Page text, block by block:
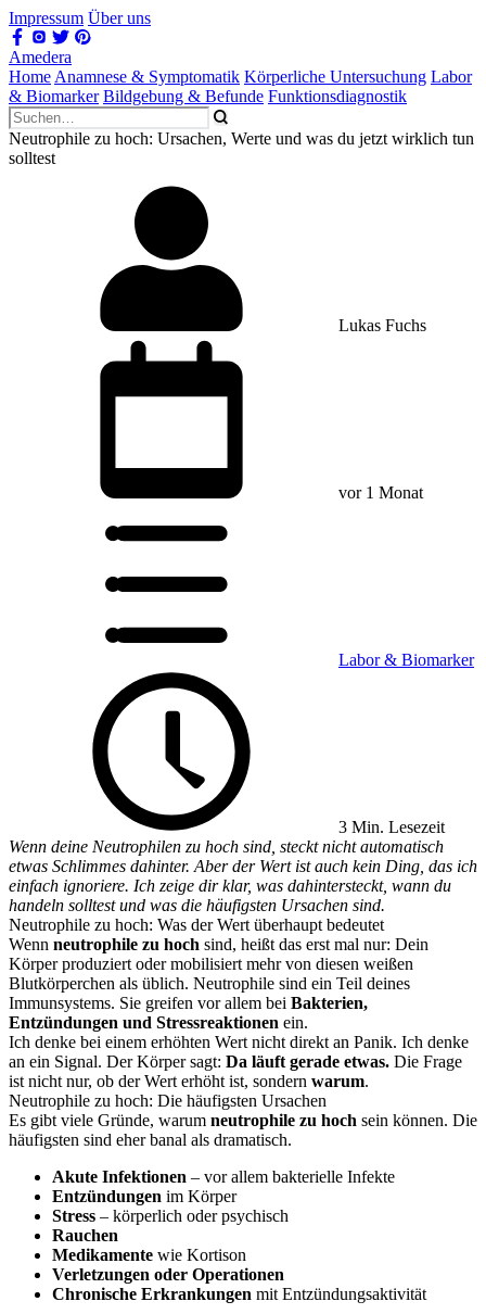
Impressum Über uns
Amedera
Home Anamnese & Symptomatik Körperliche Untersuchung Labor
& Biomarker Bildgebung & Befunde Funktionsdiagnostik
Neutrophile zu hoch: Ursachen, Werte und was du jetzt wirklich tun
solltest
Lukas Fuchs
vor 1 Monat
Labor & Biomarker
3 Min. Lesezeit
Wenn deine Neutrophilen zu hoch sind, steckt nicht automatisch
etwas Schlimmes dahinter. Aber der Wert ist auch kein Ding, das ich
einfach ignoriere. Ich zeige dir klar, was dahintersteckt, wann du
handeln solltest und was die häufigsten Ursachen sind.
Neutrophile zu hoch: Was der Wert überhaupt bedeutet
Wenn neutrophile zu hoch sind, heißt das erst mal nur: Dein
Körper produziert oder mobilisiert mehr von diesen weißen
Blutkörperchen als üblich. Neutrophile sind ein Teil deines
Immunsystems. Sie greifen vor allem bei Bakterien,
Entzündungen und Stressreaktionen ein.
Ich denke bei einem erhöhten Wert nicht direkt an Panik. Ich denke
an ein Signal. Der Körper sagt: Da läuft gerade etwas. Die Frage
ist nicht nur, ob der Wert erhöht ist, sondern warum.
Neutrophile zu hoch: Die häufigsten Ursachen
Es gibt viele Gründe, warum neutrophile zu hoch sein können. Die
häufigsten sind eher banal als dramatisch.
Akute Infektionen – vor allem bakterielle Infekte
Entzündungen im Körper
Stress – körperlich oder psychisch
Rauchen
Medikamente wie Kortison
Verletzungen oder Operationen
Chronische Erkrankungen mit Entzündungsaktivität